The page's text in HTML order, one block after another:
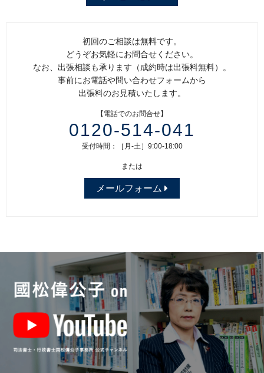
初回のご相談は無料です。
どうぞお気軽にお問合せください。
なお、出張相談も承ります（成約時は出張料無料）。
事前にお電話や問い合わせフォームから
出張料のお見積いたします。
【電話でのお問合せ】
0120-514-041
受付時間：［月-土］9:00-18:00
または
メールフォーム